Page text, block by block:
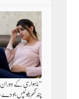
”ماہواری کے دوران
چند گھریلو ٹپس جو